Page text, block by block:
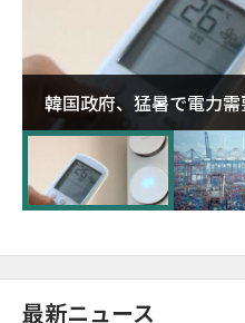
韓国政府、猛暑で電力
に需給対応体制を点検
最新ニュース